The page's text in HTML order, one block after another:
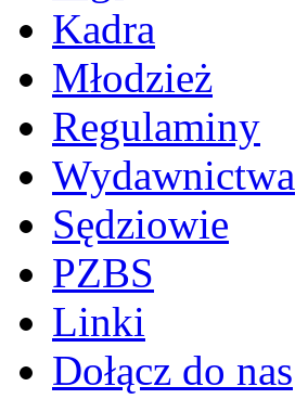
Kadra
Młodzież
Regulaminy
Wydawnictwa
Sędziowie
PZBS
Linki
Dołącz do nas